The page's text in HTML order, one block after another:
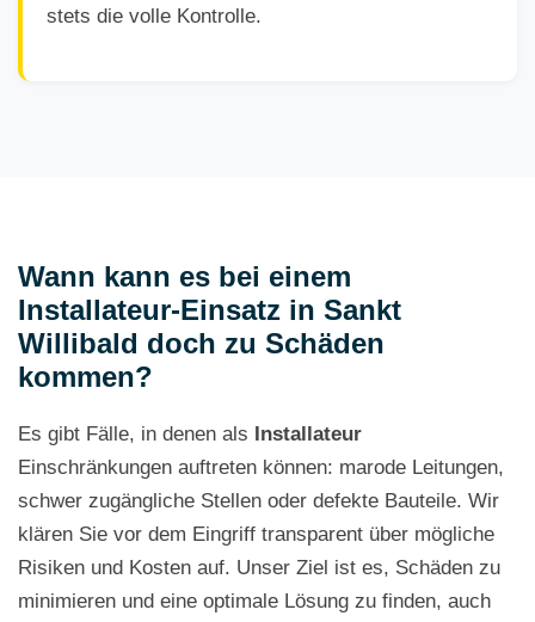
stets die volle Kontrolle.
Wann kann es bei einem
Installateur-Einsatz in Sankt
Willibald doch zu Schäden
kommen?
Es gibt Fälle, in denen als Installateur
Einschränkungen auftreten können: marode Leitungen,
schwer zugängliche Stellen oder defekte Bauteile. Wir
klären Sie vor dem Eingriff transparent über mögliche
Risiken und Kosten auf. Unser Ziel ist es, Schäden zu
minimieren und eine optimale Lösung zu finden, auch